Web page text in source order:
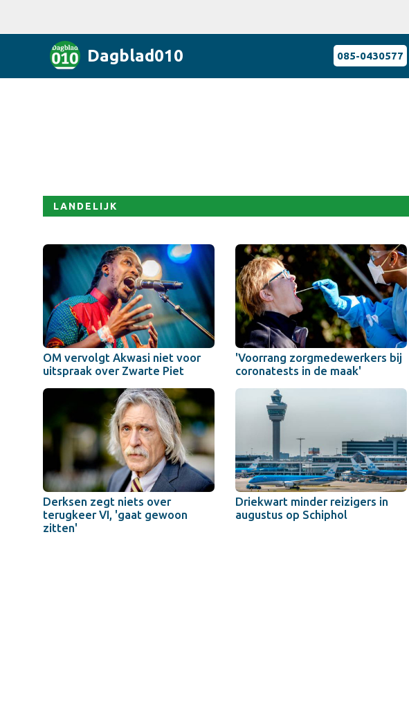
Dagblad010 085-0430577
LANDELIJK
OM vervolgt Akwasi niet voor
uitspraak over Zwarte Piet
'Voorrang zorgmedewerkers bij
coronatests in de maak'
Derksen zegt niets over
terugkeer VI, 'gaat gewoon
zitten'
Driekwart minder reizigers in
augustus op Schiphol